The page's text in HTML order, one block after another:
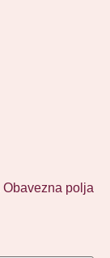
Obavezna polja